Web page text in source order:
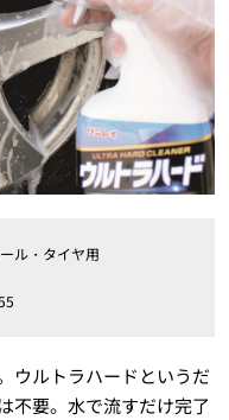
ル・タイヤ用
ウルトラハードというだ
不要。水で流すだけ完了